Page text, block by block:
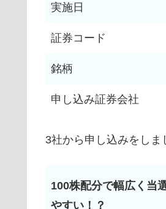
実施日
証券コード
銘柄
申し込み証券会社
3社から申し込みをしま
100株配分で幅広く当
やすい！？